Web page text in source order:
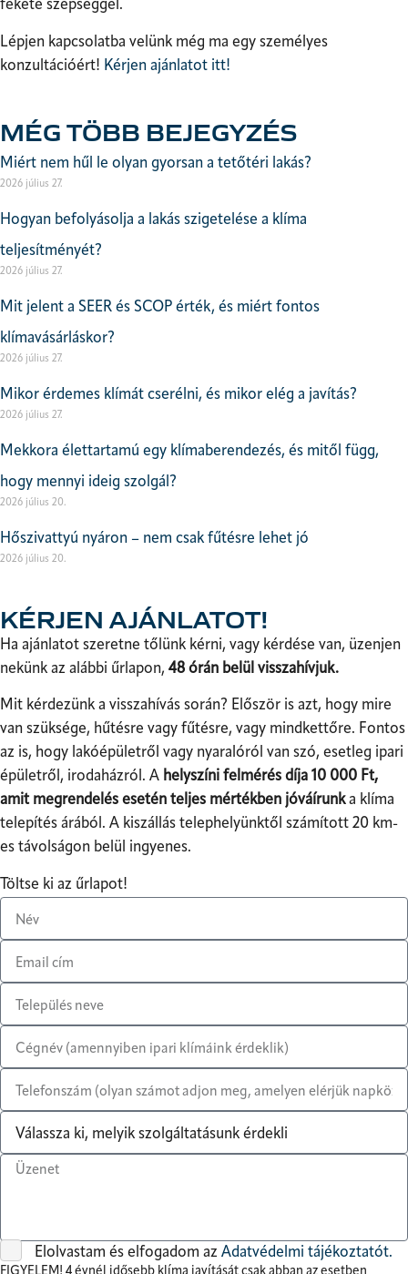
fekete szépséggel.
Lépjen kapcsolatba velünk még ma egy személyes
konzultációért! Kérjen ajánlatot itt!
MÉG TÖBB BEJEGYZÉS
Miért nem hűl le olyan gyorsan a tetőtéri lakás?
2026 július 27.
Hogyan befolyásolja a lakás szigetelése a klíma
teljesítményét?
2026 július 27.
Mit jelent a SEER és SCOP érték, és miért fontos
klímavásárláskor?
2026 július 27.
Mikor érdemes klímát cserélni, és mikor elég a javítás?
2026 július 27.
Mekkora élettartamú egy klímaberendezés, és mitől függ,
hogy mennyi ideig szolgál?
2026 július 20.
Hőszivattyú nyáron – nem csak fűtésre lehet jó
2026 július 20.
KÉRJEN AJÁNLATOT!
Ha ajánlatot szeretne tőlünk kérni, vagy kérdése van, üzenjen
nekünk az alábbi űrlapon, 48 órán belül visszahívjuk.
Mit kérdezünk a visszahívás során? Először is azt, hogy mire
van szüksége, hűtésre vagy fűtésre, vagy mindkettőre. Fontos
az is, hogy lakóépületről vagy nyaralóról van szó, esetleg ipari
épületről, irodaházról. A helyszíni felmérés díja 10 000 Ft,
amit megrendelés esetén teljes mértékben jóváírunka klíma
telepítés árából. A kiszállás telephelyünktől számított 20 km-
es távolságon belül ingyenes.
Töltse ki az űrlapot!
Elolvastam és elfogadom az Adatvédelmi tájékoztatót.